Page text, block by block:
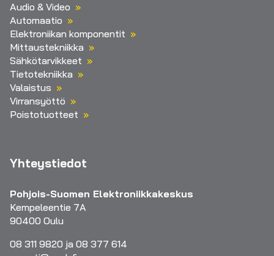
Audio & Video
Automaatio
Elektroniikan komponentit
Mittaustekniikka
Sähkötarvikkeet
Tietotekniikka
Valaistus
Virransyöttö
Poistotuotteet
Yhteystiedot
Pohjois-Suomen Elektroniikkakeskus
Kempeleentie 7A
90400 Oulu
08 311 9820 ja 08 377 614